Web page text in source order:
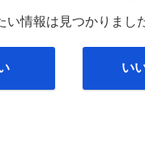
い情報は見つかりまし
い